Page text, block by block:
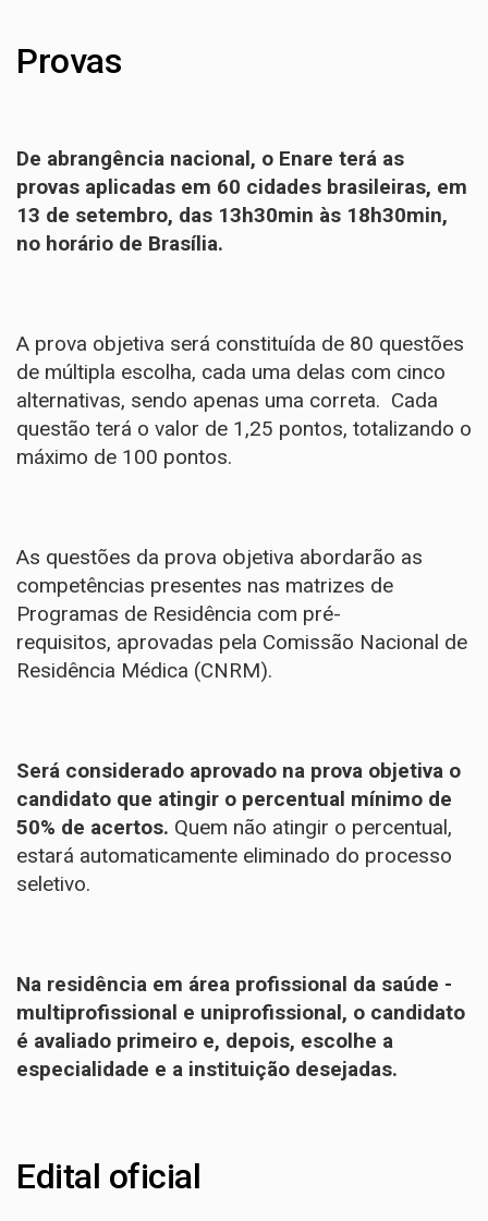
Provas
De abrangência nacional, o Enare terá as
provas aplicadas em 60 cidades brasileiras, em
13 de setembro, das 13h30min às 18h30min,
no horário de Brasília.
A prova objetiva será constituída de 80 questões
de múltipla escolha, cada uma delas com cinco
alternativas, sendo apenas uma correta. Cada
questão terá o valor de 1,25 pontos, totalizando o
máximo de 100 pontos.
As questões da prova objetiva abordarão as
competências presentes nas matrizes de
Programas de Residência com pré-
requisitos, aprovadas pela Comissão Nacional de
Residência Médica (CNRM).
Será considerado aprovado na prova objetiva o
candidato que atingir o percentual mínimo de
50% de acertos. Quem não atingir o percentual,
estará automaticamente eliminado do processo
seletivo.
Na residência em área profissional da saúde -
multiprofissional e uniprofissional, o candidato
é avaliado primeiro e, depois, escolhe a
especialidade e a instituição desejadas.
Edital oficial